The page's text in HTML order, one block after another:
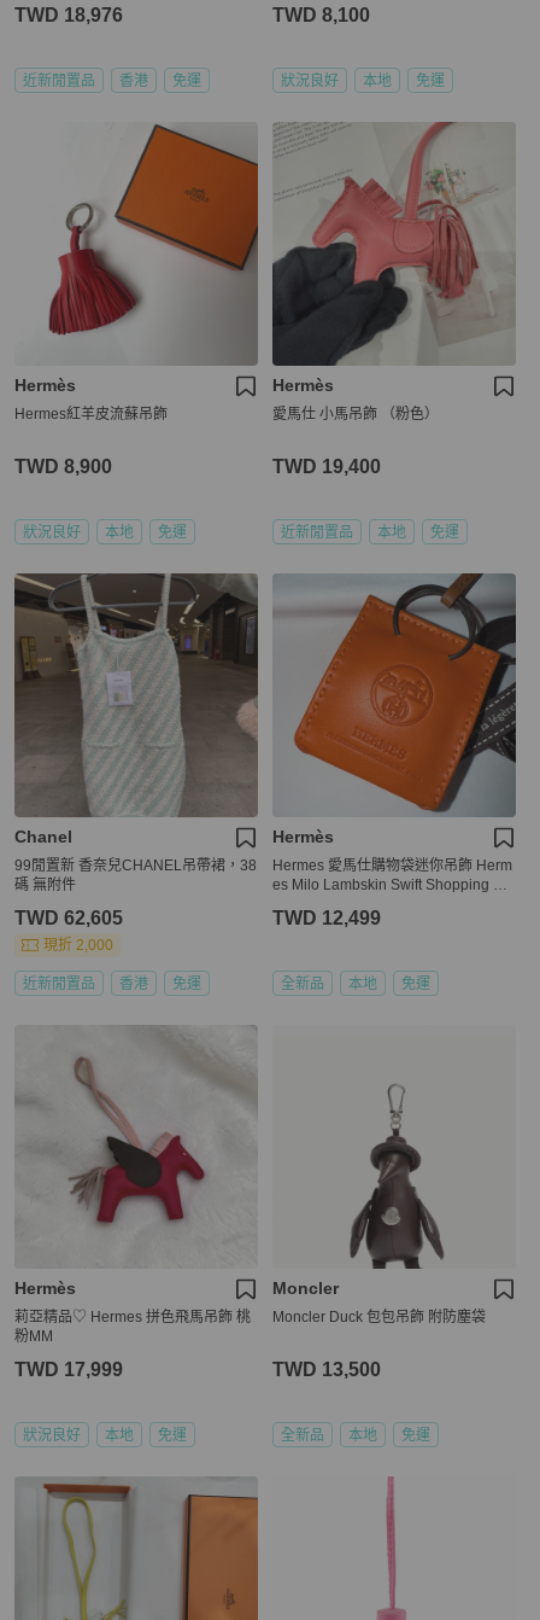
TWD 18,976
近新閒置品 香港 免運
TWD 8,100
狀況良好 本地 免運
Hermès
Hermes紅羊皮流蘇吊飾
TWD 8,900
狀況良好 本地 免運
Hermès
愛馬仕 小馬吊飾 （粉色）
TWD 19,400
近新閒置品 本地 免運
Chanel
99閒置新 香奈兒CHANEL吊帶裙，38
碼 無附件
TWD 62,605
現折 2,000
近新閒置品 香港 免運
Hermès
Hermes 愛馬仕購物袋迷你吊飾 Herm
es Milo Lambskin Swift Shopping Ba
TWD 12,499
全新品 本地 免運
Hermès
莉亞精品♡ Hermes 拼色飛馬吊飾 桃
粉MM
TWD 17,999
狀況良好 本地 免運
Moncler
Moncler Duck 包包吊飾 附防塵袋
TWD 13,500
全新品 本地 免運